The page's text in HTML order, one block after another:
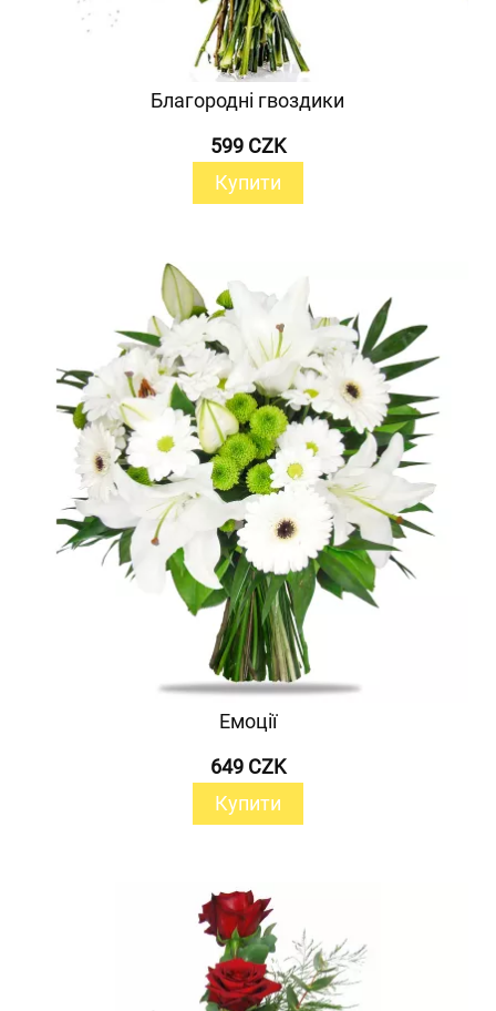
Благородні гвоздики
599 CZK
Купити
Емоції
649 CZK
Купити